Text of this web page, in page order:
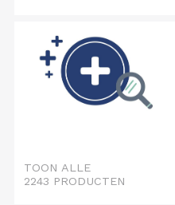
TOON ALLE
2243 PRODUCTEN